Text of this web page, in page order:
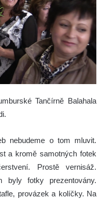
Tančírně Balahala
nebudeme o tom mluvit.
a kromě samotných fotek
Prostě vernisáž.
fotky prezentovány.
provázek a kolíčky. Na